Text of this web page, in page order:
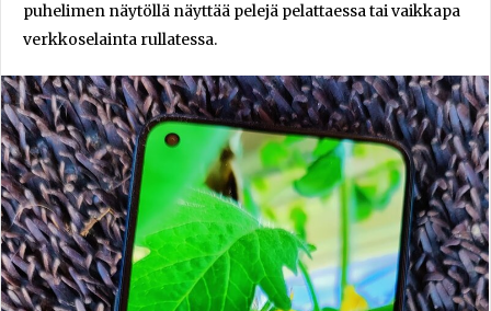
puhelimen näytöllä näyttää pelejä pelattaessa tai vaikkapa
verkkoselainta rullatessa.